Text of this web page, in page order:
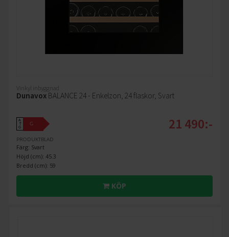
Vinkyl inbyggnad
Dunavox BALANCE 24 - Enkelzon, 24 flaskor, Svart
A
↑
G
G
PRODUKTBLAD
Färg: Svart
Höjd (cm): 45.3
Bredd (cm): 59
21 490:-
KÖP